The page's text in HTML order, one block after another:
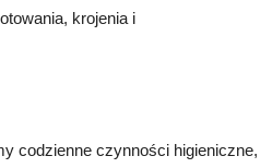
krojenia i
codzienne czynności higieniczne,